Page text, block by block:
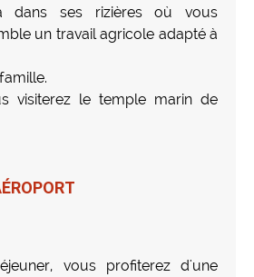
dans ses rizières où vous
un travail agricole adapté à
visiterez le temple marin de
vous profiterez d'une